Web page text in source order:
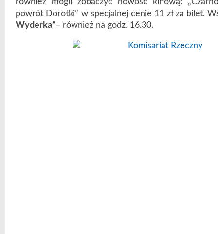
również mogli zobaczyć nowość kinową:
powrót Dorotki” w specjalnej cenie 11 zł za bilet.
Wyderka”– również na godz. 16.30.